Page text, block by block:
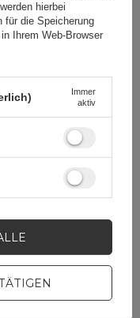
Sp. z
Mehr
Frosted Shield
Magnetic Case
A
werden hierbei
für die Speicherung
Ihrem Web-Browser
Immer
aktiv